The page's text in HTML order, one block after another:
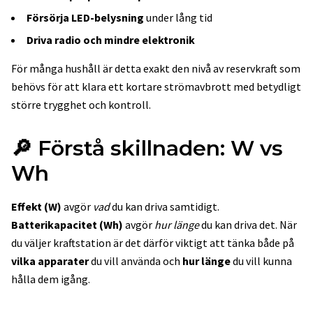
Försörja LED-belysning under lång tid
Driva radio och mindre elektronik
För många hushåll är detta exakt den nivå av reservkraft som
behövs för att klara ett kortare strömavbrott med betydligt
större trygghet och kontroll.
🔎 Förstå skillnaden: W vs
Wh
Effekt (W) avgör vaddu kan driva samtidigt.
Batterikapacitet (Wh) avgör hur längedu kan driva det. När
du väljer kraftstation är det därför viktigt att tänka både på
vilka apparaterdu vill använda och hur längedu vill kunna
hålla dem igång.